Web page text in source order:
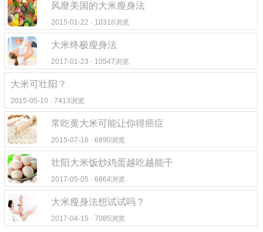
风靡美国的大米瘦身法
2015-01-22 · 10316浏览
大米终极瘦身法
2017-01-23 · 10547浏览
大米可壮阳？
2015-05-10 · 7413浏览
常吃黄大米可能让你得癌症
2015-07-16 · 6890浏览
壮阳大米饭炒鸡蛋越吃越能干
2017-05-05 · 6864浏览
大米瘦身法想试试吗？
2017-04-15 · 7085浏览